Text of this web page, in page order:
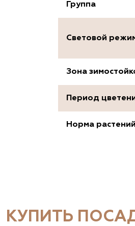
Группа
Световой
Зона
Период
Норма
КУПИТЬ